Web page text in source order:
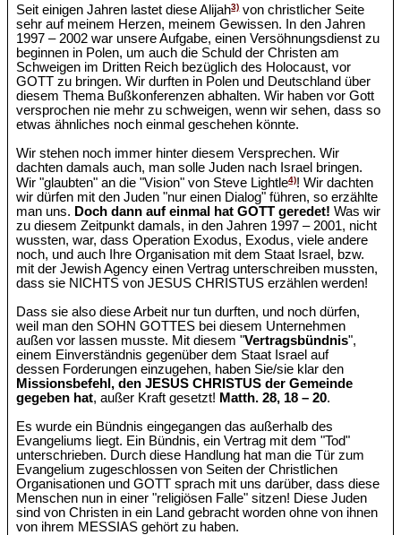
Seit einigen Jahren lastet diese Alijah3)von christlicher Seite
sehr auf meinem Herzen, meinem Gewissen. In den Jahren
1997 – 2002 war unsere Aufgabe, einen Versöhnungsdienst zu
beginnen in Polen, um auch die Schuld der Christen am
Schweigen im Dritten Reich bezüglich des Holocaust, vor
GOTT zu bringen. Wir durften in Polen und Deutschland über
diesem Thema Bußkonferenzen abhalten. Wir haben vor Gott
versprochen nie mehr zu schweigen, wenn wir sehen, dass so
etwas ähnliches noch einmal geschehen könnte.
Wir stehen noch immer hinter diesem Versprechen. Wir
dachten damals auch, man solle Juden nach Israel bringen.
Wir "glaubten" an die "Vision" von Steve Lightle4)! Wir dachten
wir dürfen mit den Juden "nur einen Dialog" führen, so erzählte
man uns. Doch dann auf einmal hat GOTT geredet! Was wir
zu diesem Zeitpunkt damals, in den Jahren 1997 – 2001, nicht
wussten, war, dass Operation Exodus, Exodus, viele andere
noch, und auch Ihre Organisation mit dem Staat Israel, bzw.
mit der Jewish Agency einen Vertrag unterschreiben mussten,
dass sie NICHTS von JESUS CHRISTUS erzählen werden!
Dass sie also diese Arbeit nur tun durften, und noch dürfen,
weil man den SOHN GOTTES bei diesem Unternehmen
außen vor lassen musste. Mit diesem "Vertragsbündnis",
einem Einverständnis gegenüber dem Staat Israel auf
dessen Forderungen einzugehen, haben Sie/sie klar den
Missionsbefehl, den JESUS CHRISTUS der Gemeinde
gegeben hat, außer Kraft gesetzt! Matth. 28, 18 – 20.
Es wurde ein Bündnis eingegangen das außerhalb des
Evangeliums liegt. Ein Bündnis, ein Vertrag mit dem "Tod"
unterschrieben. Durch diese Handlung hat man die Tür zum
Evangelium zugeschlossen von Seiten der Christlichen
Organisationen und GOTT sprach mit uns darüber, dass diese
Menschen nun in einer "religiösen Falle" sitzen! Diese Juden
sind von Christen in ein Land gebracht worden ohne von ihnen
von ihrem MESSIAS gehört zu haben.